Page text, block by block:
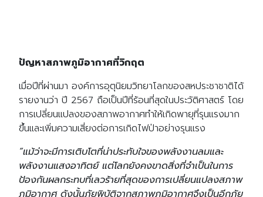
ปัญหาสภาพภูมิอากาศที่วิกฤต
เมื่อปีที่ผ่านมา องค์การอุตุนิยมวิทยาโลกของสหประชาชาติได้
รายงานว่า ปี 2567 ถือเป็นปีที่ร้อนที่สุดในประวัติศาสตร์ โดย
การเปลี่ยนแปลงของสภาพอากาศทำให้เกิดพายุที่รุนแรงมาก
ขึ้นและเพิ่มความเสี่ยงต่อการเกิดไฟป่าอย่างรุนแรง
“แม้ว่าจะมีการเติบโตที่น่าประทับใจของพลังงานลมและ
พลังงานแสงอาทิตย์ แต่โลกยังคงขาดสิ่งที่จำเป็นในการ
ป้องกันผลกระทบที่เลวร้ายที่สุดของการเปลี่ยนแปลงสภาพ
ภูมิอากาศ ดังนั้นภัยพิบัติจากสภาพภูมิอากาศจึงเป็นอีกภัย